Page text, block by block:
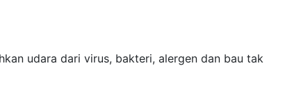
udara dari virus, bakteri, alergen dan bau tak